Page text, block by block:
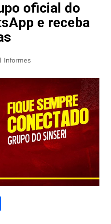
oficial do
e receba
Informes
S